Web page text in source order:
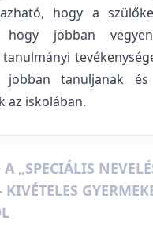
hogy a
jobban
jobban tanuljanak és
az iskolában.
A „SPECIÁLIS
KIVÉTELES